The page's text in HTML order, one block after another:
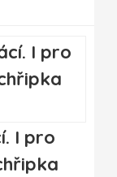
I pro